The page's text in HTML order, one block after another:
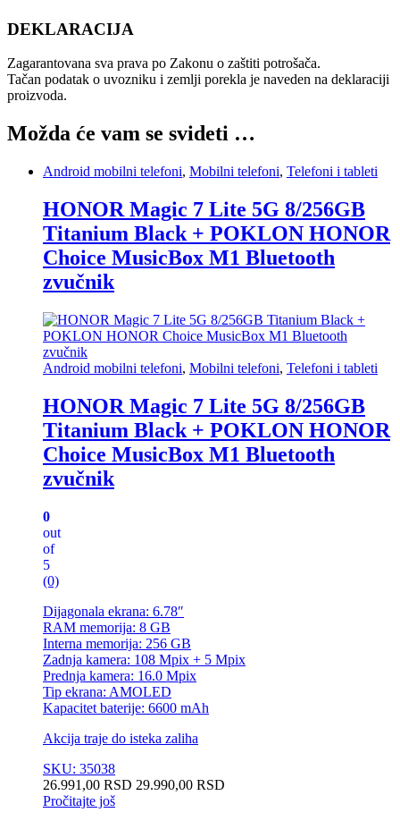
DEKLARACIJA
Zagarantovana sva prava po Zakonu o zaštiti potrošača.
Tačan podatak o uvozniku i zemlji porekla je naveden na deklaraciji
proizvoda.
Možda će vam se svideti …
Android mobilni telefoni, Mobilni telefoni, Telefoni i tableti
HONOR Magic 7 Lite 5G 8/256GB
Titanium Black + POKLON HONOR
Choice MusicBox M1 Bluetooth
zvučnik
Android mobilni telefoni, Mobilni telefoni, Telefoni i tableti
HONOR Magic 7 Lite 5G 8/256GB
Titanium Black + POKLON HONOR
Choice MusicBox M1 Bluetooth
zvučnik
0
out
of
5
(0)
Dijagonala ekrana: 6.78″
RAM memorija: 8 GB
Interna memorija: 256 GB
Zadnja kamera: 108 Mpix + 5 Mpix
Prednja kamera: 16.0 Mpix
Tip ekrana: AMOLED
Kapacitet baterije: 6600 mAh
Akcija traje do isteka zaliha
SKU: 35038
26.991,00 RSD 29.990,00 RSD
Pročitajte još